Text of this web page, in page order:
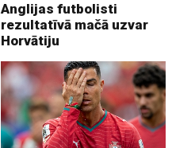
Anglijas futbolisti
rezultatīvā mačā uzvar
Horvātiju